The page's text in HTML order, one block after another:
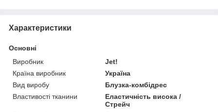
Характеристики
Основні
Виробник
Jet!
Країна виробник
Україна
Вид виробу
Блузка-комбідрес
Властивості тканини
Еластичність висока /
Стрейч